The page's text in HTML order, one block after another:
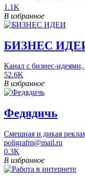
1.1K
В избранное
БИЗНЕС
Канал с бизнес-
52.6K
В избранное
Федядичь
Смешная и дикая
poligrafm@mail.ru
0.3K
В избранное